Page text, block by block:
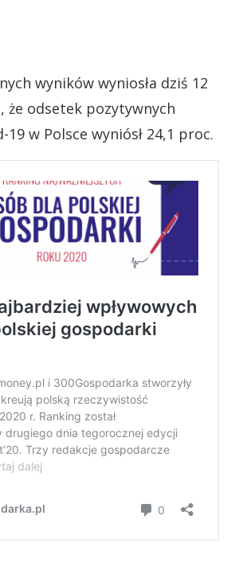
wyników wyniosła dziś 12
że odsetek pozytywnych
w Polsce wyniósł 24,1 proc.